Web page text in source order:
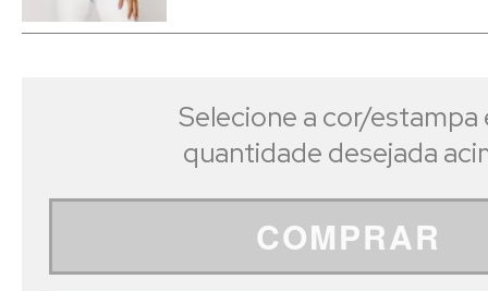
Selecione a cor/estampa
quantidade desejada
COMPRAR